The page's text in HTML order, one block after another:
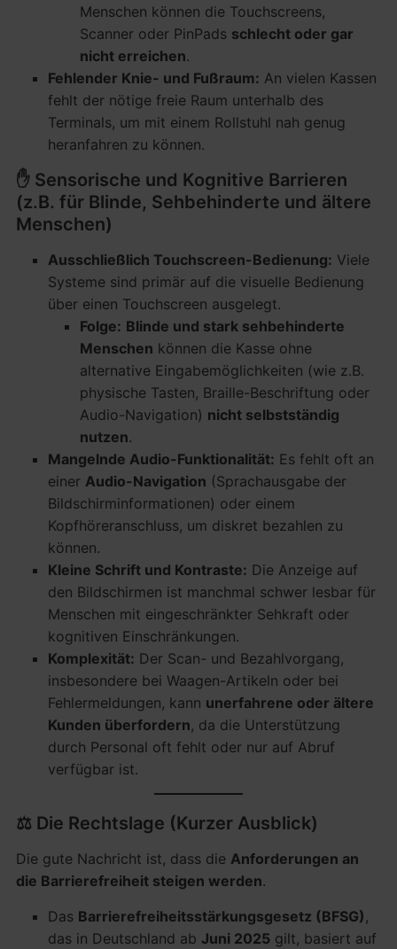
Menschen können die Touchscreens,
Scanner oder PinPads schlecht oder gar
nicht erreichen.
Fehlender Knie- und Fußraum: An vielen Kassen
fehlt der nötige freie Raum unterhalb des
Terminals, um mit einem Rollstuhl nah genug
heranfahren zu können.
✋ Sensorische und Kognitive Barrieren
(z.B. für Blinde, Sehbehinderte und ältere
Menschen)
Ausschließlich Touchscreen-Bedienung: Viele
Systeme sind primär auf die visuelle Bedienung
über einen Touchscreen ausgelegt.
Folge: Blinde und stark sehbehinderte
Menschen können die Kasse ohne
alternative Eingabemöglichkeiten (wie z.B.
physische Tasten, Braille-Beschriftung oder
Audio-Navigation) nicht selbstständig
nutzen.
Mangelnde Audio-Funktionalität: Es fehlt oft an
einer Audio-Navigation (Sprachausgabe der
Bildschirminformationen) oder einem
Kopfhöreranschluss, um diskret bezahlen zu
können.
Kleine Schrift und Kontraste: Die Anzeige auf
den Bildschirmen ist manchmal schwer lesbar für
Menschen mit eingeschränkter Sehkraft oder
kognitiven Einschränkungen.
Komplexität: Der Scan- und Bezahlvorgang,
insbesondere bei Waagen-Artikeln oder bei
Fehlermeldungen, kann unerfahrene oder ältere
Kunden überfordern, da die Unterstützung
durch Personal oft fehlt oder nur auf Abruf
verfügbar ist.
⚖️ Die Rechtslage (Kurzer Ausblick)
Die gute Nachricht ist, dass die Anforderungen an
die Barrierefreiheit steigen werden.
Das Barrierefreiheitsstärkungsgesetz (BFSG) ,
das in Deutschland ab Juni 2025 gilt, basiert auf